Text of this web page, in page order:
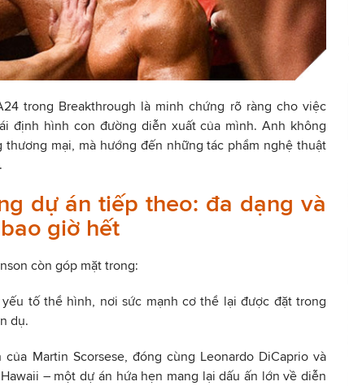
trong Breakthrough là minh chứng rõ ràng cho việc
định hình con đường diễn xuất của mình. Anh không
mại, mà hướng đến những tác phẩm nghệ thuật
dự án tiếp theo: đa dạng và
giờ hết
còn góp mặt trong:
tố thể hình, nơi sức mạnh cơ thể lại được đặt trong
dụ.
Martin Scorsese, đóng cùng Leonardo DiCaprio và
– một dự án hứa hẹn mang lại dấu ấn lớn về diễn